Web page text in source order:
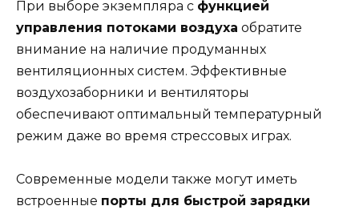
При выборе экземпляра с функцией
управления потоками воздуха обратите
внимание на наличие продуманных
вентиляционных систем. Эффективные
воздухозаборники и вентиляторы
обеспечивают оптимальный температурный
режим даже во время стрессовых играх.
Современные модели также могут иметь
встроенные порты для быстрой зарядки